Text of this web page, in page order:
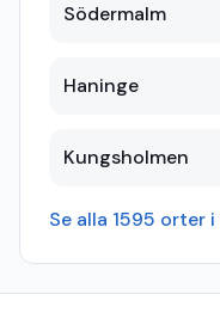
Södermalm
Haninge
Kungsholmen
Se alla 1595 orter i